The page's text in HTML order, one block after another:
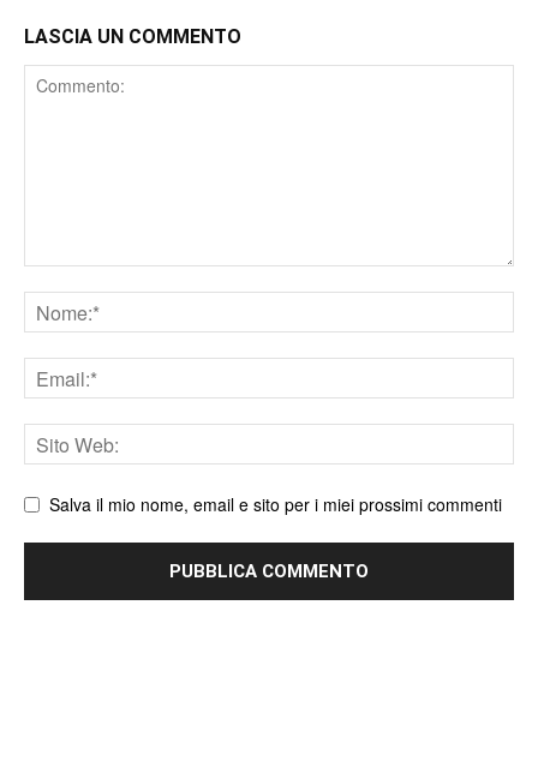
LASCIA UN COMMENTO
Comment
Nome
Email
Sito
web
Salva il mio nome, email e sito per i miei prossimi commenti